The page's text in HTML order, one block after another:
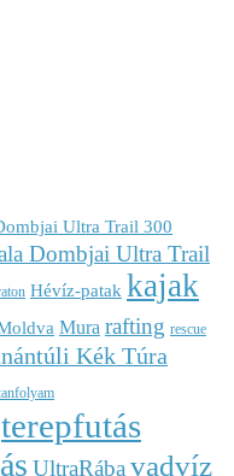
Ultra Trail 300
Dombjai Ultra Trail
Hévíz-patak kajak
Mura rafting rescue
Kék Túra
terepfutás
UltraRába vadvíz